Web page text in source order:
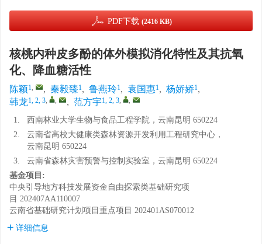
PDF下载 (2416 KB)
核桃内种皮多酚的体外模拟消化特性及其抗氧
化、降血糖活性
陈颖1, , 秦毅臻1, 鲁燕玲1, 袁国惠1, 杨娇娇1,
韩龙1, 2, 3, , , 范方宇1, 2, 3, ,
1.
西南林业大学生物与食品工程学院，云南昆明 650224
2.
云南省高校大健康类森林资源开发利用工程研究中心，
云南昆明 650224
3.
云南省森林灾害预警与控制实验室，云南昆明 650224
基金项目:
中央引导地方科技发展资金自由探索类基础研究项
目 202407AA110007
云南省基础研究计划项目重点项目 202401AS070012
详细信息